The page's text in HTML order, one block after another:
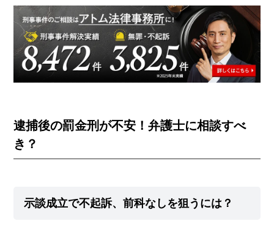
逮捕後の罰金刑が不安！弁護士に相談すべ
き？
示談成立で不起訴、前科なしを狙うには？